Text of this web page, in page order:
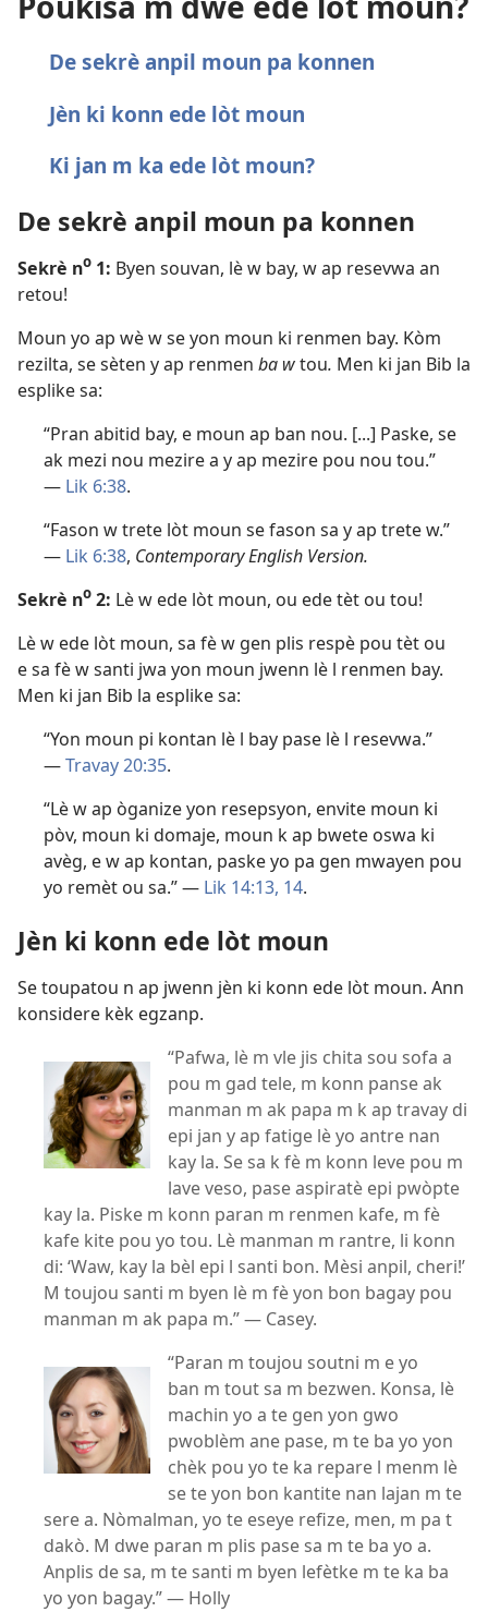
De sekrè anpil moun pa konnen
Jèn ki konn ede lòt moun
Ki jan m ka ede lòt moun?
De sekrè anpil moun pa konnen
Sekrè no 1: Byen souvan, lè w bay, w ap resevwa an
retou!
Moun yo ap wè w se yon moun ki renmen bay. Kòm
rezilta, se sèten y ap renmen ba wtou. Men ki jan Bib la
esplike sa:
“Pran abitid bay, e moun ap ban nou. [...] Paske, se
ak mezi nou mezire a y ap mezire pou nou tou.”
— Lik 6:38.
“Fason w trete lòt moun se fason sa y ap trete w.”
— Lik 6:38, Contemporary English Version.
Sekrè no 2: Lè w ede lòt moun, ou ede tèt ou tou!
Lè w ede lòt moun, sa fè w gen plis respè pou tèt ou
e sa fè w santi jwa yon moun jwenn lè l renmen bay.
Men ki jan Bib la esplike sa:
“Yon moun pi kontan lè l bay pase lè l resevwa.”
—Travay 20:35.
“Lè w ap òganize yon resepsyon, envite moun ki
pòv, moun ki domaje, moun k ap bwete oswa ki
avèg, e w ap kontan, paske yo pa gen mwayen pou
yo remèt ou sa.” — Lik 14:13, 14.
Jèn ki konn ede lòt moun
Se toupatou n ap jwenn jèn ki konn ede lòt moun. Ann
konsidere kèk egzanp.
“Pafwa, lè m vle jis chita sou sofa a
pou m gad tele, m konn panse ak
manman m ak papa m k ap travay di
epi jan y ap fatige lè yo antre nan
kay la. Se sa k fè m konn leve pou m
lave veso, pase aspiratè epi pwòpte
kay la. Piske m konn paran m renmen kafe, m fè
kafe kite pou yo tou. Lè manman m rantre, li konn
di: ‘Waw, kay la bèl epi l santi bon. Mèsi anpil, cheri!’
M toujou santi m byen lè m fè yon bon bagay pou
manman m ak papa m.” — Casey.
“Paran m toujou soutni m e yo
ban m tout sa m bezwen. Konsa, lè
machin yo a te gen yon gwo
pwoblèm ane pase, m te ba yo yon
chèk pou yo te ka repare l menm lè
se te yon bon kantite nan lajan m te
sere a. Nòmalman, yo te eseye refize, men, m pa t
dakò. M dwe paran m plis pase sa m te ba yo a.
Anplis de sa, m te santi m byen lefètke m te ka ba
yo yon bagay.” — Holly